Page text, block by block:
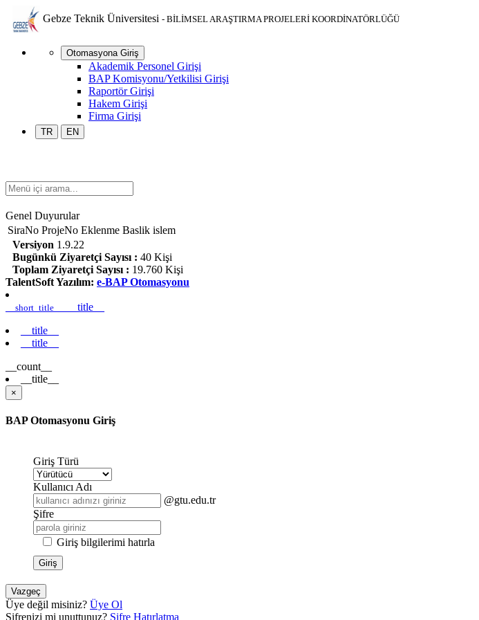
Gebze Teknik Üniversitesi - BİLİMSEL ARAŞTIRMA PROJELERİ KOORDİNATÖRLÜĞÜ
Otomasyona Giriş
Akademik Personel Girişi
BAP Komisyonu/Yetkilisi Girişi
Raportör Girişi
Hakem Girişi
Firma Girişi
TR EN
Genel Duyurular
SiraNo ProjeNo Eklenme Baslik islem
Versiyon 1.9.22
Bugünkü Ziyaretçi Sayısı : 40 Kişi
Toplam Ziyaretçi Sayısı : 19.760 Kişi
TalentSoft Yazılım: e-BAP Otomasyonu
__short_title__
__title__
__title__
__title__
__count__
__title__
×
BAP Otomasyonu Giriş
Giriş Türü
Kullanıcı Adı
@gtu.edu.tr
Şifre
Giriş bilgilerimi hatırla
Giriş
Vazgeç
Üye değil misiniz? Üye Ol
Şifrenizi mi unuttunuz? Şifre Hatırlatma